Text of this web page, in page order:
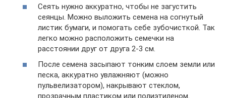
Сеять нужно аккуратно, чтобы не загустить
сеянцы. Можно выложить семена на согнутый
листик бумаги, и помогать себе зубочисткой. Так
легко можно расположить семечки на
расстоянии друг от друга 2-3 см.
После семена засыпают тонким слоем земли или
песка, аккуратно увлажняют (можно
пульвелизатором), накрывают стеклом,
прозрачным пластиком или полиэтиленом.